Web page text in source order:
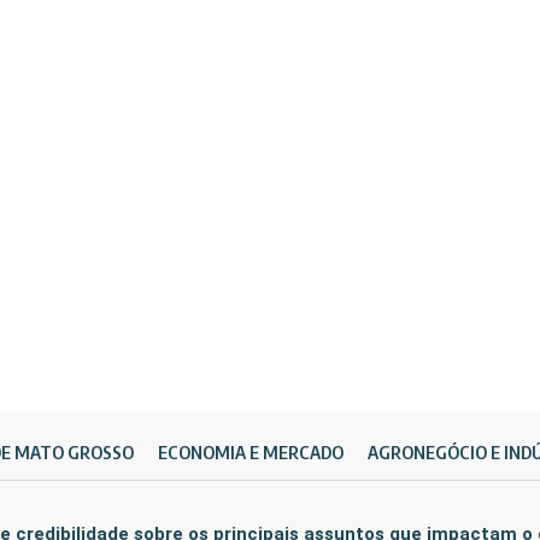
MATO GROSSO ECONOMIA E MERCADO AGRONEGÓCIO E
credibilidade sobre os principais assuntos que impactam